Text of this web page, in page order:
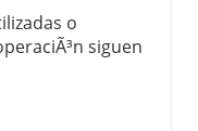
o
siguen